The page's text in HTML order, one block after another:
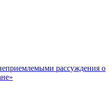
рассуждения о